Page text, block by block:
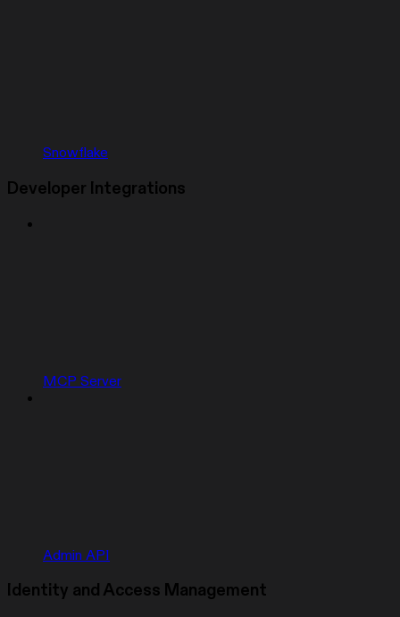
Snowflake
Developer Integrations
MCP Server
Admin API
Identity and Access Management